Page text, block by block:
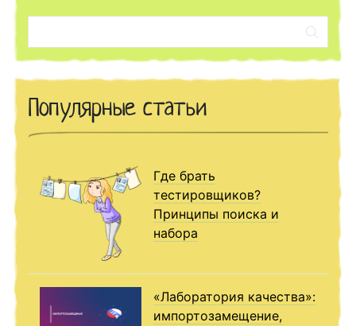
Популярные статьи
Где брать
тестировщиков?
Принципы поиска и
набора
«Лаборатория качества»:
импортозамещение,